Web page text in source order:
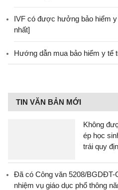
IVF có được hưởng bảo hiểm
nhất]
Hướng dẫn mua bảo hiểm y tế
TIN VĂN BẢN MỚI
Không
ép học
trái quy
Đã có Công văn 5208/
nhiệm vụ giáo dục phổ thông